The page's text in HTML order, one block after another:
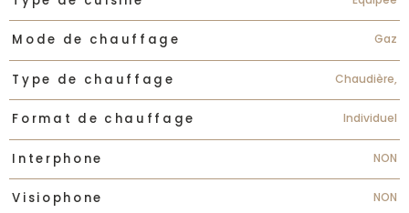
Mode de chauffage Gaz
Type de chauffage Chaudière,
Format de chauffage Individuel
Interphone NON
Visiophone NON